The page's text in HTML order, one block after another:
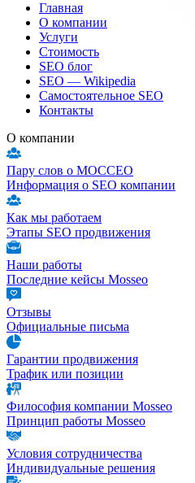
Главная
О компании
Услуги
Стоимость
SEO блог
SEO — Wikipedia
Самостоятельное SEO
Контакты
О компании
Пару слов о МОССЕО
Информация о SEO компании
Как мы работаем
Этапы SEO продвижения
Наши работы
Последние кейсы Mosseo
Отзывы
Официальные письма
Гарантии продвижения
Трафик или позиции
Философия компании Mosseo
Принцип работы Mosseo
Условия сотрудничества
Индивидуальные решения